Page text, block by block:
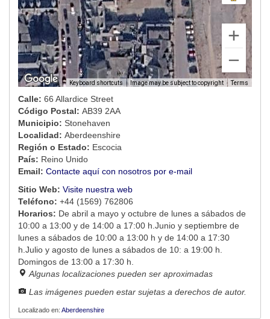
Keyboard shortcuts Image may be subject to copyright Terms
Calle: 66 Allardice Street
Código Postal: AB39 2AA
Municipio: Stonehaven
Localidad: Aberdeenshire
Región o Estado: Escocia
País: Reino Unido
Email: Contacte aquí con nosotros por e-mail
Sitio Web: Visite nuestra web
Teléfono: +44 (1569) 762806
Horarios: De abril a mayo y octubre de lunes a sábados de
10:00 a 13:00 y de 14:00 a 17:00 h.Junio y septiembre de
lunes a sábados de 10:00 a 13:00 h y de 14:00 a 17:30
h.Julio y agosto de lunes a sábados de 10: a 19:00 h.
Domingos de 13:00 a 17:30 h.
Algunas localizaciones pueden ser aproximadas
Las imágenes pueden estar sujetas a derechos de autor.
Localizado en: Aberdeenshire